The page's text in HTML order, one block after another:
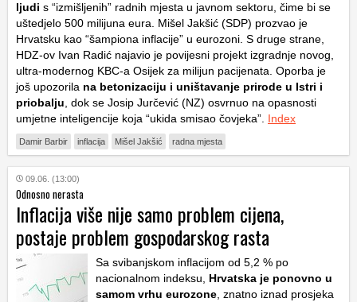
ljudi s “izmišljenih” radnih mjesta u javnom sektoru, čime bi se
uštedjelo 500 milijuna eura. Mišel Jakšić (SDP) prozvao je
Hrvatsku kao “šampiona inflacije” u eurozoni. S druge strane,
HDZ-ov Ivan Radić najavio je povijesni projekt izgradnje novog,
ultra-modernog KBC-a Osijek za milijun pacijenata. Oporba je
još upozorila na betonizaciju i uništavanje prirode u Istri i
priobalju, dok se Josip Jurčević (NZ) osvrnuo na opasnosti
umjetne inteligencije koja “ukida smisao čovjeka”. Index
Damir Barbir inflacija Mišel Jakšić radna mjesta
09.06. (13:00)
Odnosno nerasta
Inflacija više nije samo problem cijena,
postaje problem gospodarskog rasta
Sa svibanjskom inflacijom od 5,2 % po
nacionalnom indeksu, Hrvatska je ponovno u
samom vrhu eurozone, znatno iznad prosjeka